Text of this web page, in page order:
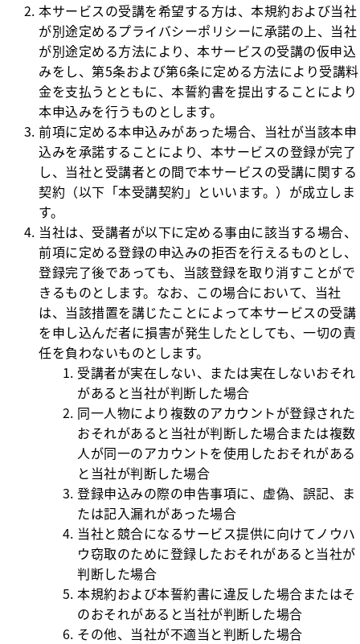
本サービスの受講を希望する方は、本規約および当社
が別途定めるプライバシーポリシーに承諾の上、当社
が別途定める方法により、本サービスの受講の仮申込
みをし、第5条および第6条に定める方法により受講料
金を支払うとともに、本誓約書を提出することにより
本申込みを行うものとします。
前項に定める本申込みがあった場合、当社が当該本申
込みを承諾することにより、本サービスの登録が完了
し、当社と受講者との間で本サービスの受講に関する
契約（以下「本受講契約」といいます。）が成立しま
す。
当社は、受講者が以下に定める事由に該当する場合、
前項に定める登録の申込みの拒否を行えるものとし、
登録完了後であっても、当該登録を取り消すことがで
きるものとします。なお、この場合において、当社
は、当該措置を講じたことによって本サービスの受講
を申し込んだ者に損害が発生したとしても、一切の責
任を負わないものとします。
受講者が実在しない、または実在しないおそれ
があると当社が判断した場合
同一人物により複数のアカウントが登録された
おそれがあると当社が判断した場合または複数
人が同一のアカウントを使用したおそれがある
と当社が判断した場合
登録申込みの際の申告事項に、虚偽、誤記、ま
たは記入漏れがあった場合
当社と競合になるサービス提供に向けてノウハ
ウ窃取のために登録したおそれがあると当社が
判断した場合
本規約および本誓約書に違反した場合またはそ
のおそれがあると当社が判断した場合
その他、当社が不適当と判断した場合